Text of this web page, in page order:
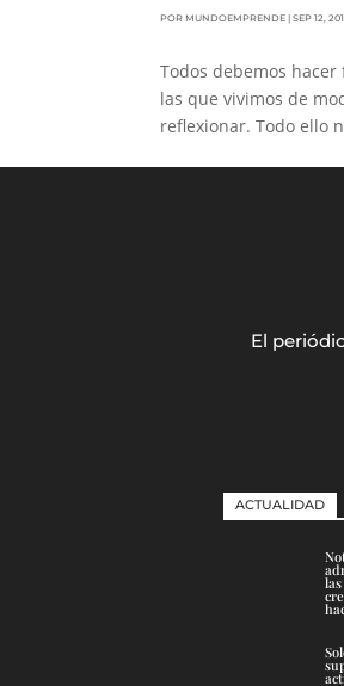
PORMUNDOEMPRENDE |SEP 12,
Todos debemos
las que vivimos de
reflexionar. Todo ello
El
ACTUALIDAD